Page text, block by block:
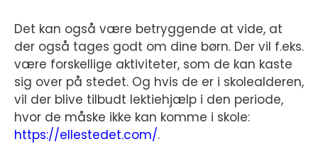
Det kan også være betryggende at vide, at
der også tages godt om dine børn. Der vil f.eks.
være forskellige aktiviteter, som de kan kaste
sig over på stedet. Og hvis de er i skolealderen,
vil der blive tilbudt lektiehjælp i den periode,
hvor de måske ikke kan komme i skole:
https://ellestedet.com/.